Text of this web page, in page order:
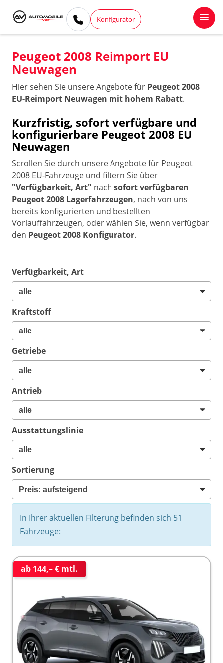
Konfigurator
Peugeot 2008 Reimport EU
Neuwagen
Hier sehen Sie unsere Angebote für Peugeot 2008
EU-Reimport Neuwagen mit hohem Rabatt.
Kurzfristig, sofort verfügbare und
konfigurierbare Peugeot 2008 EU
Neuwagen
Scrollen Sie durch unsere Angebote für Peugeot
2008 EU-Fahrzeuge und filtern Sie über
"Verfügbarkeit, Art" nach sofort verfügbaren
Peugeot 2008 Lagerfahrzeugen, nach von uns
bereits konfigurierten und bestellten
Vorlauffahrzeugen, oder wählen Sie, wenn verfügbar
den Peugeot 2008 Konfigurator.
Verfügbarkeit, Art
Kraftstoff
Getriebe
Antrieb
Ausstattungslinie
Sortierung
In Ihrer aktuellen Filterung befinden sich 51
Fahrzeuge:
ab 144,– € mtl.